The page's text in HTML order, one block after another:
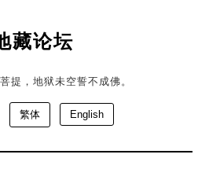
藏论坛
提，地狱未空誓不成佛。
繁体 English